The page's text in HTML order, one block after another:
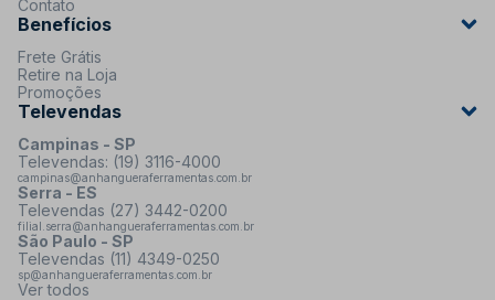
Contato
Benefícios
Frete Grátis
Retire na Loja
Promoções
Televendas
Campinas - SP
Televendas: (19) 3116-4000
campinas@anhangueraferramentas.com.br
Serra - ES
Televendas (27) 3442-0200
filial.serra@anhangueraferramentas.com.br
São Paulo - SP
Televendas (11) 4349-0250
sp@anhangueraferramentas.com.br
Ver todos